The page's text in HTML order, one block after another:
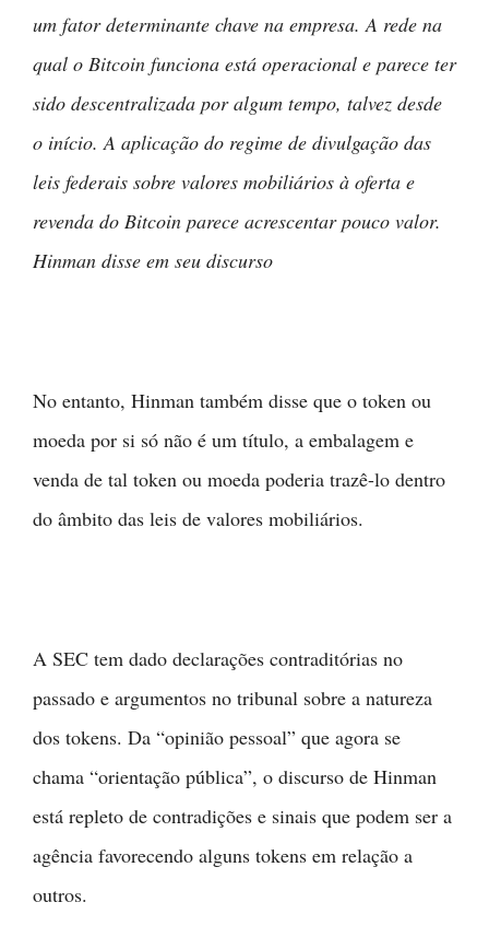
um fator determinante chave na empresa. A rede na
qual o Bitcoin funciona está operacional e parece ter
sido descentralizada por algum tempo, talvez desde
o início. A aplicação do regime de divulgação das
leis federais sobre valores mobiliários à oferta e
revenda do Bitcoin parece acrescentar pouco valor.
Hinman disse em seu discurso
No entanto, Hinman também disse que o token ou
moeda por si só não é um título, a embalagem e
venda de tal token ou moeda poderia trazê-lo dentro
do âmbito das leis de valores mobiliários.
A SEC tem dado declarações contraditórias no
passado e argumentos no tribunal sobre a natureza
dos tokens. Da “opinião pessoal” que agora se
chama “orientação pública”, o discurso de Hinman
está repleto de contradições e sinais que podem ser a
agência favorecendo alguns tokens em relação a
outros.